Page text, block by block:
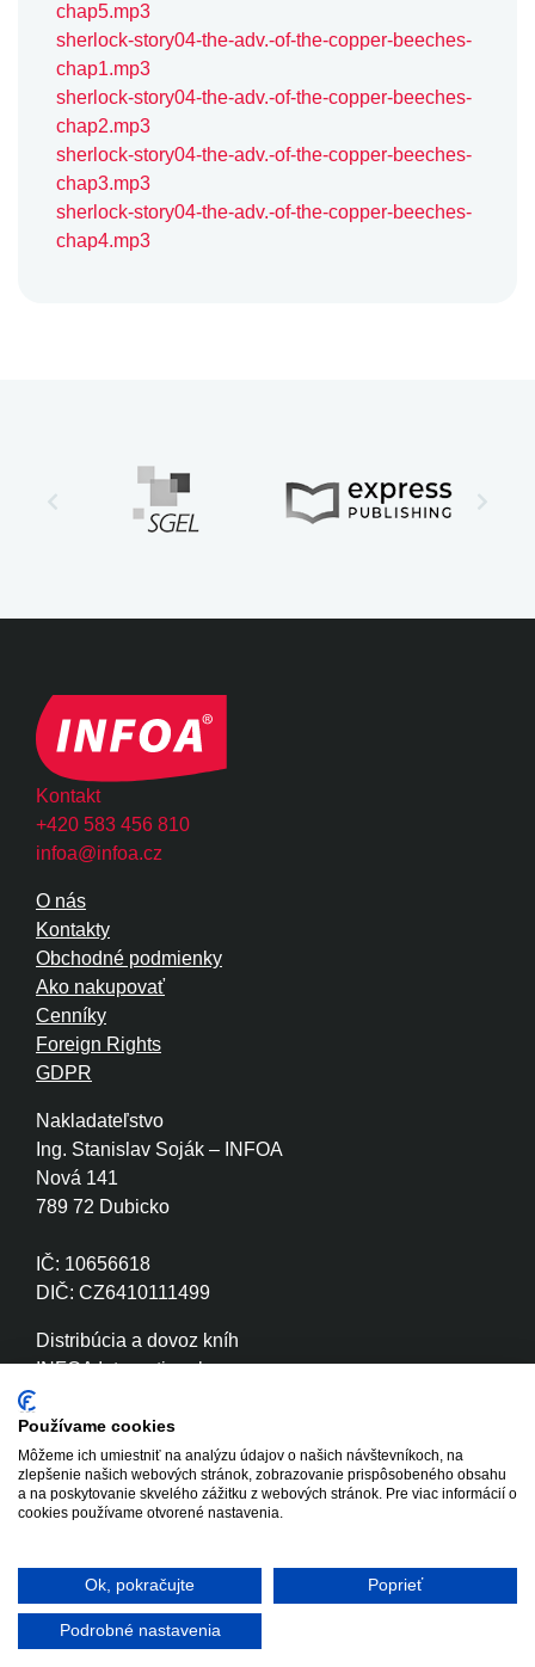
chap5.mp3
sherlock-story04-the-adv.-of-the-copper-beeches-
chap1.mp3
sherlock-story04-the-adv.-of-the-copper-beeches-
chap2.mp3
sherlock-story04-the-adv.-of-the-copper-beeches-
chap3.mp3
sherlock-story04-the-adv.-of-the-copper-beeches-
chap4.mp3
Kontakt
+420 583 456 810
infoa@infoa.cz
Nakladateľstvo
Ing. Stanislav Soják – INFOA
Nová 141
789 72 Dubicko
IČ: 10656618
DIČ: CZ6410111499
Distribúcia a dovoz kníh
INFOA International s.r.o.
789 72 Dubicko
IČ: 26870886
DIČ: CZ26870886
O nás
Kontakty
Obchodné podmienky
Ako nakupovať
Cenníky
Foreign Rights
GDPR
Copyright © 2020 - 2026 INFOA
International s.r.o.
Tvorba www stránok
Používame cookies
Môžeme ich umiestniť na analýzu údajov o našich návštevníkoch, na
zlepšenie našich webových stránok, zobrazovanie prispôsobeného obsahu
a na poskytovanie skvelého zážitku z webových stránok. Pre viac informácií o
cookies používame otvorené nastavenia.
Ok, pokračujte Poprieť
Podrobné nastavenia